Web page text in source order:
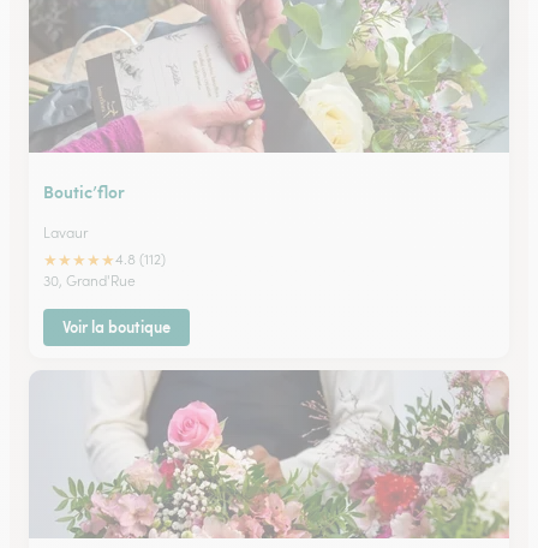
Boutic’flor
Lavaur
★★★★★4.8 (112)
30, Grand'Rue
Voir la boutique